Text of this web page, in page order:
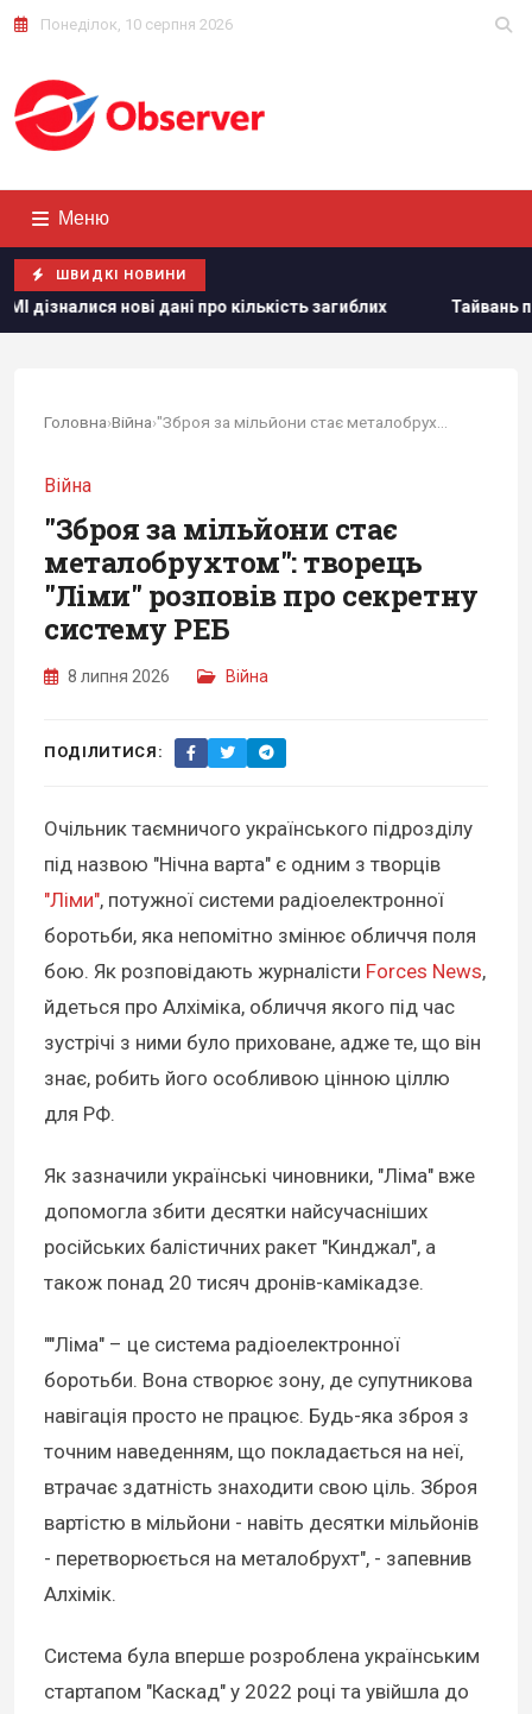
Понеділок, 10 серпня 2026
Меню
ШВИДКІ НОВИНИ
про кількість загиблих Тайвань показав під час
Головна›Війна›
Війна
"Зброя за мільйони стає
металобрухтом": творець
"Ліми" розповів про секретну
систему РЕБ
8 липня 2026 Війна
ПОДІЛИТИСЯ:
Очільник таємничого українського підрозділу
під назвою "Нічна варта" є одним з творців
"Ліми", потужної системи радіоелектронної
боротьби, яка непомітно змінює обличчя поля
бою. Як розповідають журналісти Forces News,
йдеться про Алхіміка, обличчя якого під час
зустрічі з ними було приховане, адже те, що він
знає, робить його особливою цінною ціллю
для РФ.
Як зазначили українські чиновники, "Ліма" вже
допомогла збити десятки найсучасніших
російських балістичних ракет "Кинджал", а
також понад 20 тисяч дронів-камікадзе.
""Ліма" – це система радіоелектронної
боротьби. Вона створює зону, де супутникова
навігація просто не працює. Будь-яка зброя з
точним наведенням, що покладається на неї,
втрачає здатність знаходити свою ціль. Зброя
вартістю в мільйони - навіть десятки мільйонів
- перетворюється на металобрухт", - запевнив
Алхімік.
Система була вперше розроблена українським
стартапом "Каскад" у 2022 році та увійшла до